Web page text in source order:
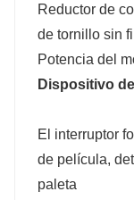
Reductor de
de tornillo sin
Potencia del
Dispositivo
El interruptor
de película,
paleta